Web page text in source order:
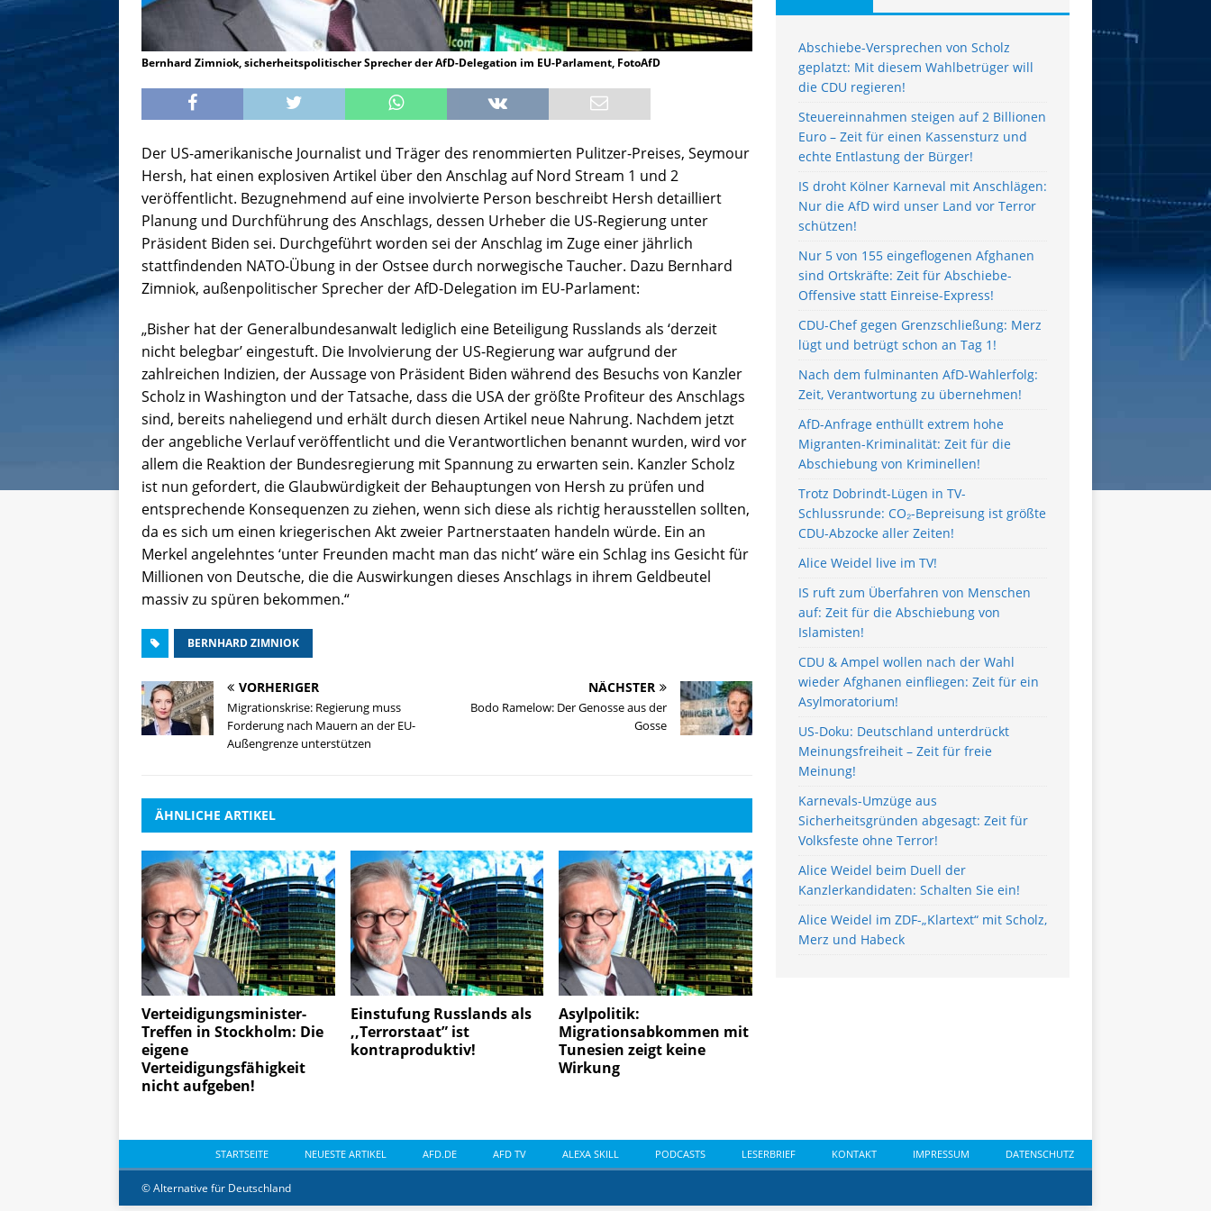
Bernhard Zimniok, sicherheitspolitischer Sprecher der AfD-Delegation im EU-Parlament, FotoAfD
Der US-amerikanische Journalist und Träger des renommierten Pulitzer-Preises, Seymour
Hersh, hat einen explosiven Artikel über den Anschlag auf Nord Stream 1 und 2
veröffentlicht. Bezugnehmend auf eine involvierte Person beschreibt Hersh detailliert
Planung und Durchführung des Anschlags, dessen Urheber die US-Regierung unter
Präsident Biden sei. Durchgeführt worden sei der Anschlag im Zuge einer jährlich
stattfindenden NATO-Übung in der Ostsee durch norwegische Taucher. Dazu Bernhard
Zimniok, außenpolitischer Sprecher der AfD-Delegation im EU-Parlament:
„Bisher hat der Generalbundesanwalt lediglich eine Beteiligung Russlands als ‘derzeit
nicht belegbar’ eingestuft. Die Involvierung der US-Regierung war aufgrund der
zahlreichen Indizien, der Aussage von Präsident Biden während des Besuchs von Kanzler
Scholz in Washington und der Tatsache, dass die USA der größte Profiteur des Anschlags
sind, bereits naheliegend und erhält durch diesen Artikel neue Nahrung. Nachdem jetzt
der angebliche Verlauf veröffentlicht und die Verantwortlichen benannt wurden, wird vor
allem die Reaktion der Bundesregierung mit Spannung zu erwarten sein. Kanzler Scholz
ist nun gefordert, die Glaubwürdigkeit der Behauptungen von Hersh zu prüfen und
entsprechende Konsequenzen zu ziehen, wenn sich diese als richtig herausstellen sollten,
da es sich um einen kriegerischen Akt zweier Partnerstaaten handeln würde. Ein an
Merkel angelehntes ‘unter Freunden macht man das nicht’ wäre ein Schlag ins Gesicht für
Millionen von Deutsche, die die Auswirkungen dieses Anschlags in ihrem Geldbeutel
massiv zu spüren bekommen.“
BERNHARD ZIMNIOK
VORHERIGER
Migrationskrise: Regierung muss
Forderung nach Mauern an der EU-
Außengrenze unterstützen
NÄCHSTER
Bodo Ramelow: Der Genosse aus der
Gosse
ÄHNLICHE ARTIKEL
Verteidigungsminister-
Treffen in Stockholm: Die
eigene
Verteidigungsfähigkeit
nicht aufgeben!
Einstufung Russlands als
,,Terrorstaat” ist
kontraproduktiv!
Asylpolitik:
Migrationsabkommen mit
Tunesien zeigt keine
Wirkung
Abschiebe-Versprechen von Scholz
geplatzt: Mit diesem Wahlbetrüger will
die CDU regieren!
Steuereinnahmen steigen auf 2 Billionen
Euro – Zeit für einen Kassensturz und
echte Entlastung der Bürger!
IS droht Kölner Karneval mit Anschlägen:
Nur die AfD wird unser Land vor Terror
schützen!
Nur 5 von 155 eingeflogenen Afghanen
sind Ortskräfte: Zeit für Abschiebe-
Offensive statt Einreise-Express!
CDU-Chef gegen Grenzschließung: Merz
lügt und betrügt schon an Tag 1!
Nach dem fulminanten AfD-Wahlerfolg:
Zeit, Verantwortung zu übernehmen!
AfD-Anfrage enthüllt extrem hohe
Migranten-Kriminalität: Zeit für die
Abschiebung von Kriminellen!
Trotz Dobrindt-Lügen in TV-
Schlussrunde: CO₂-Bepreisung ist größte
CDU-Abzocke aller Zeiten!
Alice Weidel live im TV!
IS ruft zum Überfahren von Menschen
auf: Zeit für die Abschiebung von
Islamisten!
CDU & Ampel wollen nach der Wahl
wieder Afghanen einfliegen: Zeit für ein
Asylmoratorium!
US-Doku: Deutschland unterdrückt
Meinungsfreiheit – Zeit für freie
Meinung!
Karnevals-Umzüge aus
Sicherheitsgründen abgesagt: Zeit für
Volksfeste ohne Terror!
Alice Weidel beim Duell der
Kanzlerkandidaten: Schalten Sie ein!
Alice Weidel im ZDF-„Klartext“ mit Scholz,
Merz und Habeck
STARTSEITE NEUESTE ARTIKEL AFD.DE AFD TV ALEXA SKILL PODCASTS LESERBRIEF KONTAKT IMPRESSUM DATENSCHUTZ
© Alternative für Deutschland